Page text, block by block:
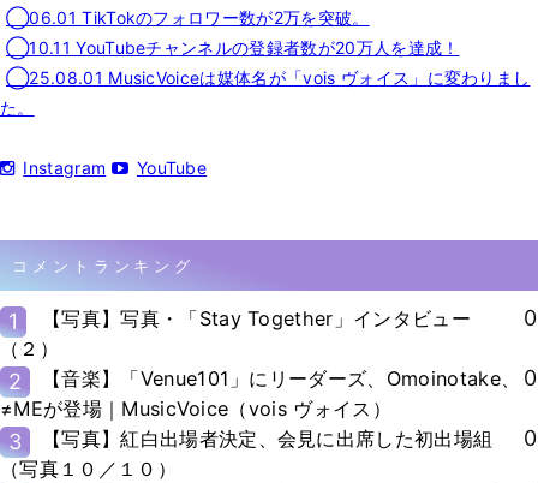
◯06.01 TikTokのフォロワー数が2万を突破。
◯10.11 YouTubeチャンネルの登録者数が20万人を達成！
◯25.08.01 MusicVoiceは媒体名が「vois ヴォイス」に変わりまし
た。
Instagram YouTube
コメントランキング
1
【写真】写真・「Stay Together」インタビュー
（２）
0
2
【音楽】「Venue101」にリーダーズ、Omoinotake、
≠MEが登場｜MusicVoice（vois ヴォイス）
0
3
【写真】紅白出場者決定、会見に出席した初出場組
（写真１０／１０）
0